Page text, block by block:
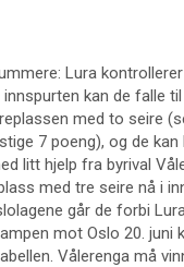
Lura
kan de falle
med to seire
7 poeng), og de kan
litt hjelp fra byrival
med tre seire nå i
går de forbi
mot Oslo 20. juni
Vålerenga må